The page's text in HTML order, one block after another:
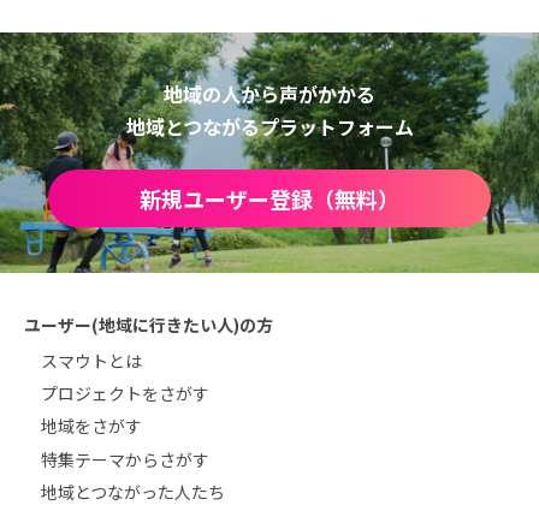
地域の人から声がかかる
地域とつながるプラットフォーム
新規ユーザー登録（無料）
ユーザー(地域に行きたい人)の方
スマウトとは
プロジェクトをさがす
地域をさがす
特集テーマからさがす
地域とつながった人たち